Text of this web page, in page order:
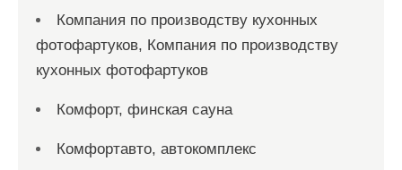
Компания по производству кухонных
фотофартуков, Компания по производству
кухонных фотофартуков
Комфорт, финская сауна
Комфортавто, автокомплекс